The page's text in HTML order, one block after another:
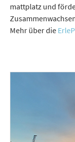
mattplatz und
Mehr über die